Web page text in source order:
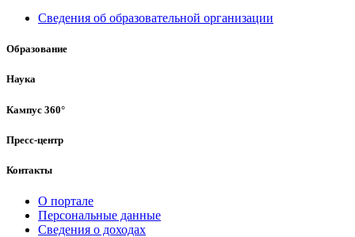
Сведения об образовательной организации
Образование
Наука
Кампус 360°
Пресс-центр
Контакты
О портале
Персональные данные
Сведения о доходах